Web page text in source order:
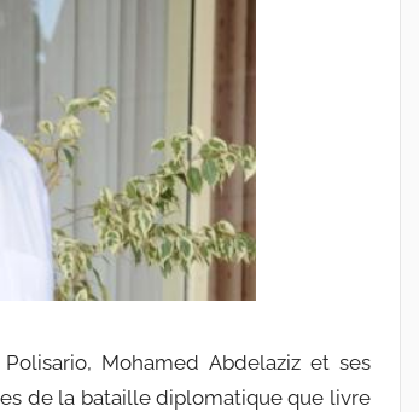
Mohamed Abdelaziz et ses
de la bataille diplomatique que livre